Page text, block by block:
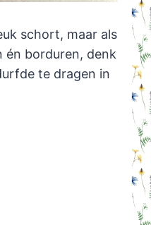
schort, maar als
én borduren, denk
te dragen in